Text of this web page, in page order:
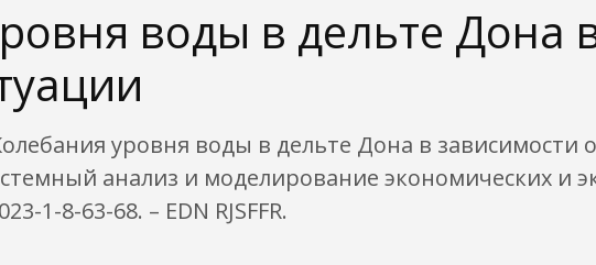
воды в дельте Дона
уровня воды в дельте Дона в зависимости
анализ и моделирование экономических и
1-8-63-68. – EDN RJSFFR.